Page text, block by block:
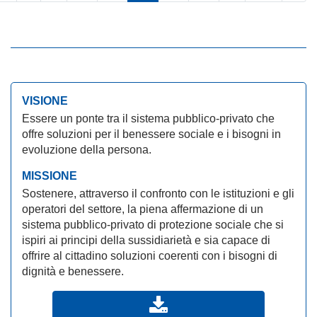
VISIONE
Essere un ponte tra il sistema pubblico-privato che
offre soluzioni per il benessere sociale e i bisogni in
evoluzione della persona.
MISSIONE
Sostenere, attraverso il confronto con le istituzioni e gli
operatori del settore, la piena affermazione di un
sistema pubblico-privato di protezione sociale che si
ispiri ai principi della sussidiarietà e sia capace di
offrire al cittadino soluzioni coerenti con i bisogni di
dignità e benessere.